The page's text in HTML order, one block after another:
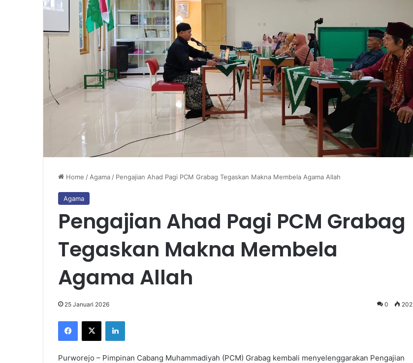
Home / Agama / Pengajian Ahad Pagi PCM Grabag Tegaskan Makna Membela Agama Allah
Agama
Pengajian Ahad Pagi PCM Grabag
Tegaskan Makna Membela
Agama Allah
25 Januari 2026 0 202
Facebook
X LinkedIn
Purworejo – Pimpinan Cabang Muhammadiyah (PCM) Grabag kembali menyelenggarakan Pengajian